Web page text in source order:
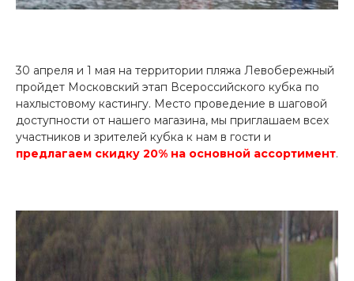
30 апреля и 1 мая на территории пляжа Левобережный
пройдет Московский этап Всероссийского кубка по
нахлыстовому кастингу. Место проведение в шаговой
доступности от нашего магазина, мы приглашаем всех
участников и зрителей кубка к нам в гости и
предлагаем скидку 20% на основной ассортимент.